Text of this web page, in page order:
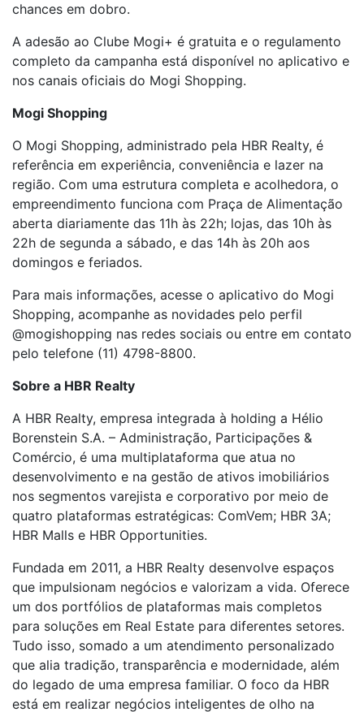
chances em dobro.
A adesão ao Clube Mogi+ é gratuita e o regulamento
completo da campanha está disponível no aplicativo e
nos canais oficiais do Mogi Shopping.
Mogi Shopping
O Mogi Shopping, administrado pela HBR Realty, é
referência em experiência, conveniência e lazer na
região. Com uma estrutura completa e acolhedora, o
empreendimento funciona com Praça de Alimentação
aberta diariamente das 11h às 22h; lojas, das 10h às
22h de segunda a sábado, e das 14h às 20h aos
domingos e feriados.
Para mais informações, acesse o aplicativo do Mogi
Shopping, acompanhe as novidades pelo perfil
@mogishopping nas redes sociais ou entre em contato
pelo telefone (11) 4798-8800.
Sobre a HBR Realty
A HBR Realty, empresa integrada à holding a Hélio
Borenstein S.A. – Administração, Participações &
Comércio, é uma multiplataforma que atua no
desenvolvimento e na gestão de ativos imobiliários
nos segmentos varejista e corporativo por meio de
quatro plataformas estratégicas: ComVem; HBR 3A;
HBR Malls e HBR Opportunities.
Fundada em 2011, a HBR Realty desenvolve espaços
que impulsionam negócios e valorizam a vida. Oferece
um dos portfólios de plataformas mais completos
para soluções em Real Estate para diferentes setores.
Tudo isso, somado a um atendimento personalizado
que alia tradição, transparência e modernidade, além
do legado de uma empresa familiar. O foco da HBR
está em realizar negócios inteligentes de olho na